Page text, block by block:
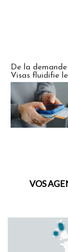
De la
Visas fluidifie
VOS